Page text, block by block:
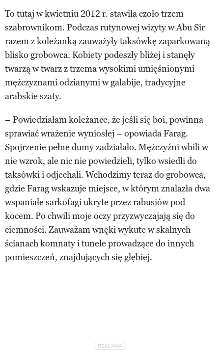
To tutaj w kwietniu 2012 r. stawiła czoło trzem
szabrownikom. Podczas rutynowej wizyty w Abu Sir
razem z koleżanką zauważyły taksówkę zaparkowaną
blisko grobowca. Kobiety podeszły bliżej i stanęły
twarzą w twarz z trzema wysokimi umięśnionymi
mężczyznami odzianymi w galabije, tradycyjne
arabskie szaty.
– Powiedziałam koleżance, że jeśli się boi, powinna
sprawiać wrażenie wyniosłej – opowiada Farag.
Spojrzenie pełne dumy zadziałało. Mężczyźni wbili w
nie wzrok, ale nic nie powiedzieli, tylko wsiedli do
taksówki i odjechali. Wchodzimy teraz do grobowca,
gdzie Farag wskazuje miejsce, w którym znalazła dwa
wspaniałe sarkofagi ukryte przez rabusiów pod
kocem. Po chwili moje oczy przyzwyczajają się do
ciemności. Zauważam wnęki wykute w skalnych
ścianach komnaty i tunele prowadzące do innych
pomieszczeń, znajdujących się głębiej.